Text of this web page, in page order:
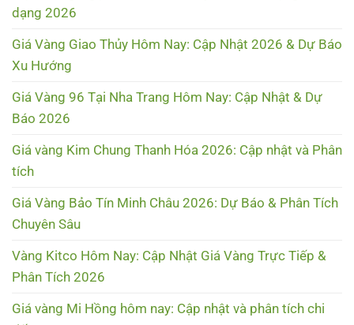
dạng 2026
Giá Vàng Giao Thủy Hôm Nay: Cập Nhật 2026 & Dự Báo
Xu Hướng
Giá Vàng 96 Tại Nha Trang Hôm Nay: Cập Nhật & Dự
Báo 2026
Giá vàng Kim Chung Thanh Hóa 2026: Cập nhật và Phân
tích
Giá Vàng Bảo Tín Minh Châu 2026: Dự Báo & Phân Tích
Chuyên Sâu
Vàng Kitco Hôm Nay: Cập Nhật Giá Vàng Trực Tiếp &
Phân Tích 2026
Giá vàng Mi Hồng hôm nay: Cập nhật và phân tích chi